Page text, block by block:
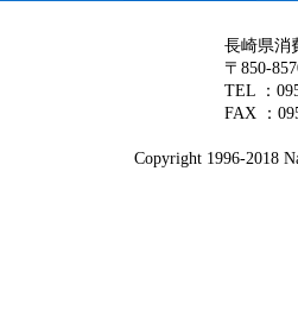
長崎県消
〒850-
TEL ：
FAX ：
Copyright 1996-2018